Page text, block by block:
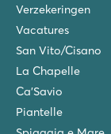
Verzekeringen
Vacatures
San Vito/Cisano
La Chapelle
Ca'Savio
Piantelle